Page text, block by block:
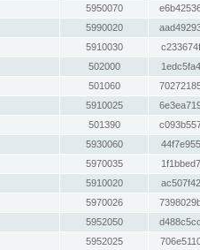
5950070
5990020
5910030
502000
501060
5910025
501390
5930060
5970035
5910020
5970026
5952050
5952025